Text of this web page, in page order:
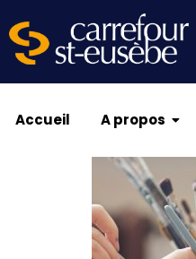
Accueil A propos